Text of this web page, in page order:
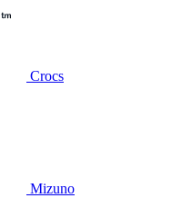
Crocs
Mizuno